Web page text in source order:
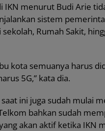
menurut Budi Arie
sistem
Rumah Sakit,
kota semuanya harus
5G,” kata dia.
ini juga sudah mulai
bahkan sudah
akan aktif ketika IKN